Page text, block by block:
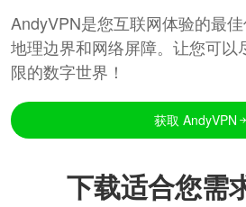
AndyVPN是您互联网体验的最
地理边界和网络屏障。让您可以
限的数字世界！
获取 AndyVPN
下载适合您需